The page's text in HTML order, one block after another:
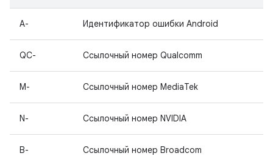
A- Идентификатор ошибки Android
QC- Ссылочный номер Qualcomm
M- Ссылочный номер MediaTek
N- Ссылочный номер NVIDIA
B- Ссылочный номер Broadcom